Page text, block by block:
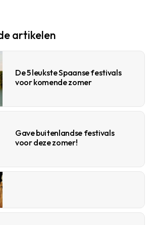
artikelen
De 5 leukste Spaanse festivals
voor komende zomer
Gave buitenlandse festivals
voor deze zomer!